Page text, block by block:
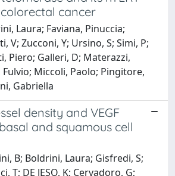
cancer
Laura; Faviana, Pinuccia;
V; Zucconi, Y; Ursino, S; Simi, P;
Piero; Galleri, D; Materazzi,
Fulvio; Miccoli, Paolo; Pingitore,
Gabriella
density and VEGF
and squamous cell
B; Boldrini, Laura; Gisfredi, S;
T; DE JESO, K; Cervadoro, G;